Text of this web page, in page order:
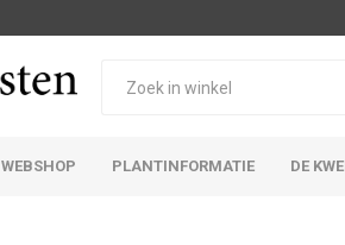
WEBSHOP PLANTINFORMATIE DE